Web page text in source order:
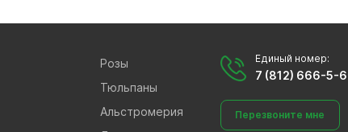
Розы
Тюльпаны
Альстромерия
Единый номер:
7 (812) 666-5-
Перезвоните мне